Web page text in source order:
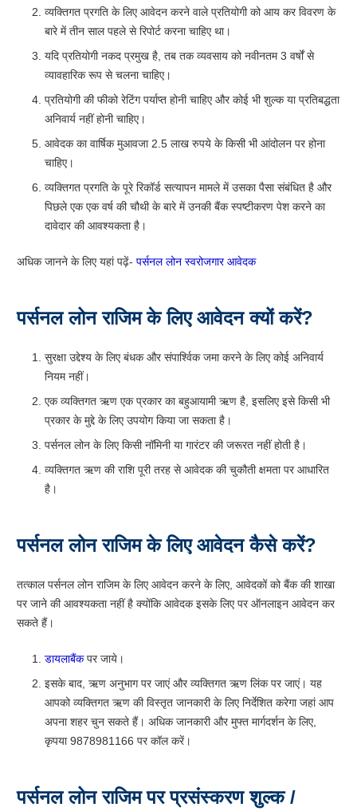
व्यक्तिगत प्रगति के लिए आवेदन करने वाले प्रतियोगी को आय कर विवरण के
बारे में तीन साल पहले से रिपोर्ट करना चाहिए था।
यदि प्रतियोगी नकद प्रमुख है, तब तक व्यवसाय को नवीनतम 3 वर्षों से
व्यावहारिक रूप से चलना चाहिए।
प्रतियोगी की फीको रेटिंग पर्याप्त होनी चाहिए और कोई भी शुल्क या प्रतिबद्धता
अनिवार्य नहीं होनी चाहिए।
आवेदक का वार्षिक मुआवजा 2.5 लाख रुपये के किसी भी आंदोलन पर होना
चाहिए।
व्यक्तिगत प्रगति के पूरे रिकॉर्ड सत्यापन मामले में उसका पैसा संबंधित है और
पिछले एक एक वर्ष की चौथी के बारे में उनकी बैंक स्पष्टीकरण पेश करने का
दावेदार की आवश्यकता है।
अधिक जानने के लिए यहां पढ़ें- पर्सनल लोन स्वरोजगार आवेदक
पर्सनल लोन राजिम के लिए आवेदन क्यों करें?
सुरक्षा उद्देश्य के लिए बंधक और संपार्श्विक जमा करने के लिए कोई अनिवार्य
नियम नहीं।
एक व्यक्तिगत ऋण एक प्रकार का बहुआयामी ऋण है, इसलिए इसे किसी भी
प्रकार के मुद्दे के लिए उपयोग किया जा सकता है।
पर्सनल लोन के लिए किसी नॉमिनी या गारंटर की जरूरत नहीं होती है।
व्यक्तिगत ऋण की राशि पूरी तरह से आवेदक की चुकौती क्षमता पर आधारित
है।
पर्सनल लोन राजिम के लिए आवेदन कैसे करें?
तत्काल पर्सनल लोन राजिम के लिए आवेदन करने के लिए, आवेदकों को बैंक की शाखा
पर जाने की आवश्यकता नहीं है क्योंकि आवेदक इसके लिए पर ऑनलाइन आवेदन कर
सकते हैं।
डायलाबैंकपर जाये।
इसके बाद, ऋण अनुभाग पर जाएं और व्यक्तिगत ऋण लिंक पर जाएं। यह
आपको व्यक्तिगत ऋण की विस्तृत जानकारी के लिए निर्देशित करेगा जहां आप
अपना शहर चुन सकते हैं। अधिक जानकारी और मुफ्त मार्गदर्शन के लिए,
कृपया 9878981166 पर कॉल करें।
पर्सनल लोन राजिम पर प्रसंस्करण शुल्क /